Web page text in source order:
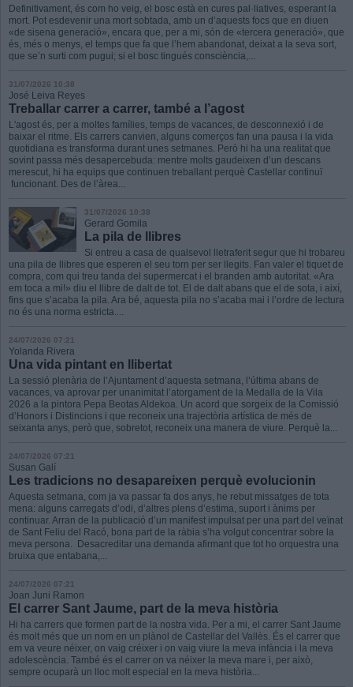
Definitivament, és com ho veig, el bosc està en cures pal·liatives, esperant la
mort. Pot esdevenir una mort sobtada, amb un d’aquests focs que en diuen
«de sisena generació», encara que, per a mi, són de «tercera generació», que
és, més o menys, el temps que fa que l’hem abandonat, deixat a la seva sort,
que se’n surti com pugui; si el bosc tingués consciència,...
31/07/2026 10:38
José Leiva Reyes
Treballar carrer a carrer, també a l’agost
L'agost és, per a moltes famílies, temps de vacances, de desconnexió i de
baixar el ritme. Els carrers canvien, alguns comerços fan una pausa i la vida
quotidiana es transforma durant unes setmanes. Però hi ha una realitat que
sovint passa més desapercebuda: mentre molts gaudeixen d’un descans
merescut, hi ha equips que continuen treballant perquè Castellar continuï
funcionant. Des de l’àrea...
31/07/2026 10:38
Gerard Gomila
La pila de llibres
Si entreu a casa de qualsevol lletraferit segur que hi trobareu
una pila de llibres que esperen el seu torn per ser llegits. Fan valer el tiquet de
compra, com qui treu tanda del supermercat i el branden amb autoritat. «Ara
em toca a mi!» diu el llibre de dalt de tot. El de dalt abans que el de sota, i així,
fins que s’acaba la pila. Ara bé, aquesta pila no s’acaba mai i l’ordre de lectura
no és una norma estricta....
24/07/2026 07:21
Yolanda Rivera
Una vida pintant en llibertat
La sessió plenària de l’Ajuntament d’aquesta setmana, l’última abans de
vacances, va aprovar per unanimitat l’atorgament de la Medalla de la Vila
2026 a la pintora Pepa Beotas Aldekoa. Un acord que sorgeix de la Comissió
d’Honors i Distincions i que reconeix una trajectòria artística de més de
seixanta anys, però que, sobretot, reconeix una manera de viure. Perquè la...
24/07/2026 07:21
Susan Galí
Les tradicions no desapareixen perquè evolucionin
Aquesta setmana, com ja va passar fa dos anys, he rebut missatges de tota
mena: alguns carregats d’odi, d’altres plens d’estima, suport i ànims per
continuar. Arran de la publicació d’un manifest impulsat per una part del veïnat
de Sant Feliu del Racó, bona part de la ràbia s’ha volgut concentrar sobre la
meva persona. Desacreditar una demanda afirmant que tot ho orquestra una
bruixa que entabana,...
24/07/2026 07:21
Joan Juni Ramon
El carrer Sant Jaume, part de la meva història
Hi ha carrers que formen part de la nostra vida. Per a mi, el carrer Sant Jaume
és molt més que un nom en un plànol de Castellar del Vallès. És el carrer que
em va veure néixer, on vaig créixer i on vaig viure la meva infància i la meva
adolescència. També és el carrer on va néixer la meva mare i, per això,
sempre ocuparà un lloc molt especial en la meva història...